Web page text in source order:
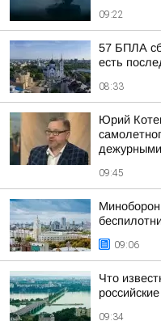
09:22
57 БПЛА
есть
08:33
Юрий
09:45
09:06
Что
09:34